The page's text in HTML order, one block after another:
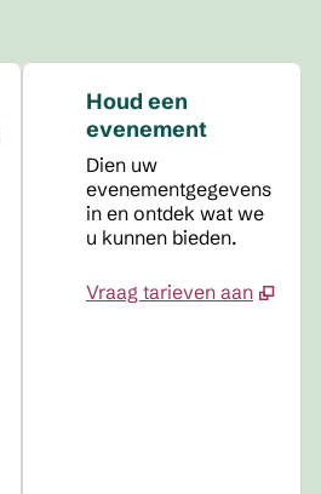
Houd een
evenement
Dien uw
evenementgegevens
in en ontdek wat we
u kunnen bieden.
Vraag tarieven aan